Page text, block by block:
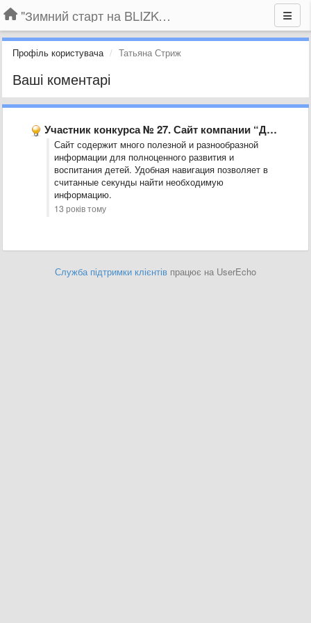
"Зимний старт на BLIZKO.ru". Конкурс компаний
Профіль користувача Татьяна Стриж
Ваші коментарі
Участник конкурса № 27. Сайт компании “Детский центр “ЛОГОС”
Сайт содержит много полезной и разнообразной
информации для полноценного развития и
воспитания детей. Удобная навигация позволяет в
считанные секунды найти необходимую
информацию.
13 років тому
Служба підтримки клієнтів працює на UserEcho